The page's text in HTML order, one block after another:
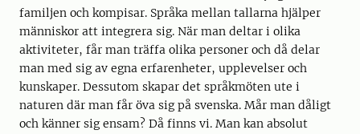
familjen och kompisar. Språka mellan tallarna hjälper
människor att integrera sig. När man deltar i olika
aktiviteter, får man träffa olika personer och då delar
man med sig av egna erfarenheter, upplevelser och
kunskaper. Dessutom skapar det språkmöten ute i
naturen där man får öva sig på svenska. Mår man dåligt
och känner sig ensam? Då finns vi. Man kan absolut